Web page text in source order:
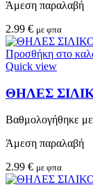
Άμεση παραλαβή
2.99 € με φπα
Προσθήκη στο
Quick view
ΘΗΛΕΣ
Βαθμολογήθηκε με
Άμεση παραλαβή
2.99 € με φπα